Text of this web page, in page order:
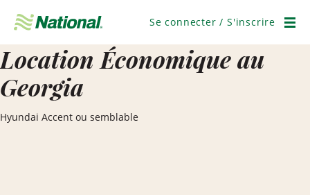
navigation
Se connecter / S'inscrire
Location Économique au
Georgia
Hyundai Accent ou semblable